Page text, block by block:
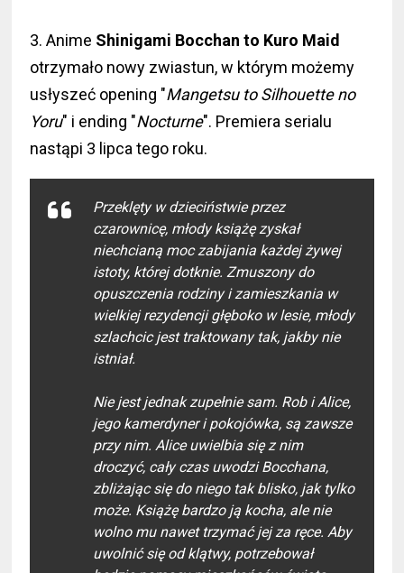
3. Anime Shinigami Bocchan to Kuro Maid
otrzymało nowy zwiastun, w którym możemy
usłyszeć opening "Mangetsu to Silhouette no
Yoru" i ending "Nocturne". Premiera serialu
nastąpi 3 lipca tego roku.
Przeklęty w dzieciństwie przez
czarownicę, młody książę zyskał
niechcianą moc zabijania każdej żywej
istoty, której dotknie. Zmuszony do
opuszczenia rodziny i zamieszkania w
wielkiej rezydencji głęboko w lesie, młody
szlachcic jest traktowany tak, jakby nie
istniał.
Nie jest jednak zupełnie sam. Rob i Alice,
jego kamerdyner i pokojówka, są zawsze
przy nim. Alice uwielbia się z nim
droczyć, cały czas uwodzi Bocchana,
zbliżając się do niego tak blisko, jak tylko
może. Książę bardzo ją kocha, ale nie
wolno mu nawet trzymać jej za ręce. Aby
uwolnić się od klątwy, potrzebował